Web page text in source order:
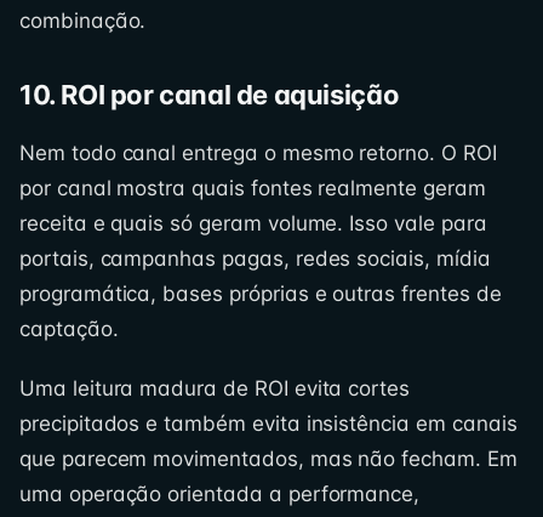
combinação.
10. ROI por canal de aquisição
Nem todo canal entrega o mesmo retorno. O ROI
por canal mostra quais fontes realmente geram
receita e quais só geram volume. Isso vale para
portais, campanhas pagas, redes sociais, mídia
programática, bases próprias e outras frentes de
captação.
Uma leitura madura de ROI evita cortes
precipitados e também evita insistência em canais
que parecem movimentados, mas não fecham. Em
uma operação orientada a performance,